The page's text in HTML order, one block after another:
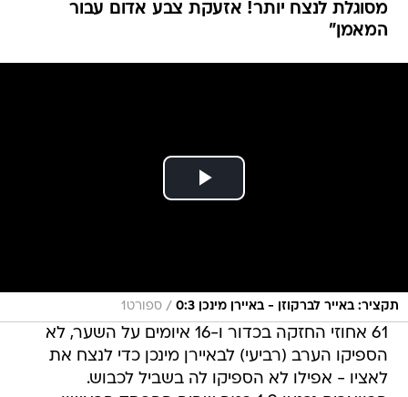
מסוגלת לנצח יותר! אזעקת צבע אדום עבור
המאמן"
תקציר: באייר לברקוזן - באיירן מינכן 0:3 / ספורט1
61 אחוזי החזקה בכדור ו-16 איומים על השער, לא
הספיקו הערב (רביעי) לבאיירן מינכן כדי לנצח את
לאציו - אפילו לא הספיקו לה בשביל לכבוש.